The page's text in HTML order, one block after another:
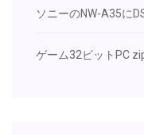
ソニーのNW-A35に
ゲーム32ビットPC